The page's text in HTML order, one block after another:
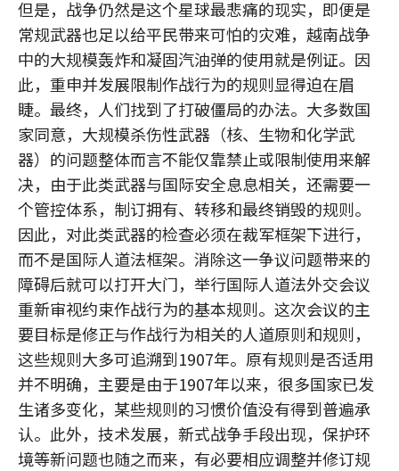
但是，战争仍然是这个星球最悲痛的现实，即便是
常规武器也足以给平民带来可怕的灾难，越南战争
中的大规模轰炸和凝固汽油弹的使用就是例证。因
此，重申并发展限制作战行为的规则显得迫在眉
睫。最终，人们找到了打破僵局的办法。大多数国
家同意，大规模杀伤性武器（核、生物和化学武
器）的问题整体而言不能仅靠禁止或限制使用来解
决，由于此类武器与国际安全息息相关，还需要一
个管控体系，制订拥有、转移和最终销毁的规则。
因此，对此类武器的检查必须在裁军框架下进行，
而不是国际人道法框架。消除这一争议问题带来的
障碍后就可以打开大门，举行国际人道法外交会议
重新审视约束作战行为的基本规则。这次会议的主
要目标是修正与作战行为相关的人道原则和规则，
这些规则大多可追溯到1907年。原有规则是否适用
并不明确，主要是由于1907年以来，很多国家已发
生诸多变化，某些规则的习惯价值没有得到普遍承
认。此外，技术发展，新式战争手段出现，保护环
境等新问题也随之而来，有必要相应调整并修订规